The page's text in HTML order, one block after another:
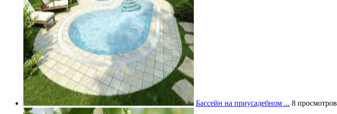
Бассейн на приусадебном ... 8 просмотров